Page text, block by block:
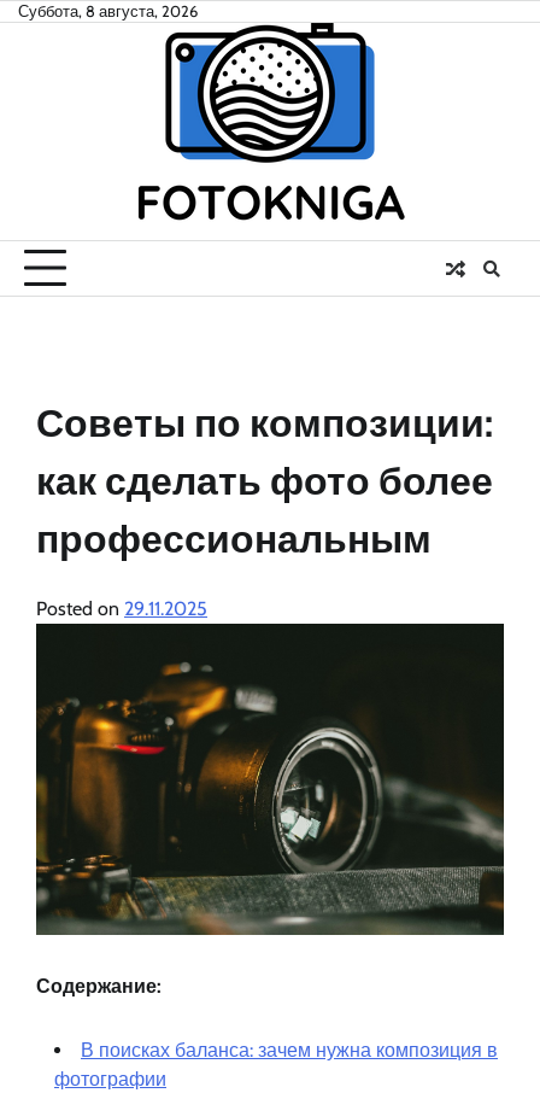
SkipСуббота, 8 августа, 2026
Советы по композиции:
как сделать фото более
профессиональным
Posted on 29.11.2025
Содержание:
В поисках баланса: зачем нужна композиция в
фотографии